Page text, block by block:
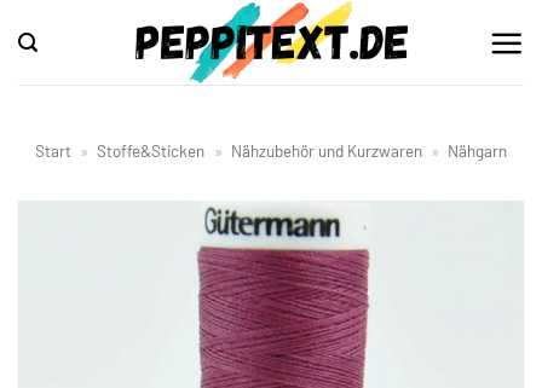
Inhalt
springen
Start » Stoffe&Sticken » Nähzubehör und Kurzwaren » Nähgarn